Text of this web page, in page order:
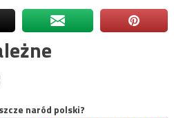
naród polski?